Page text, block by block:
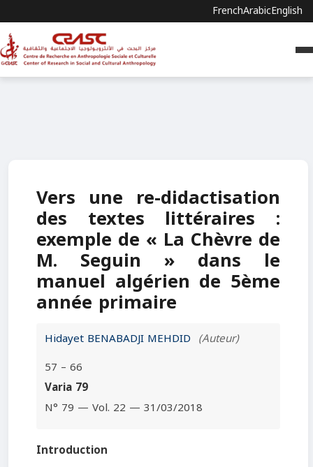
FrenchArabicEnglish
Vers une re-didactisation
des textes littéraires :
exemple de « La Chèvre de
M. Seguin » dans le
manuel algérien de 5ème
année primaire
Hidayet BENABADJI MEHDID (Auteur)
57 – 66
Varia 79
N° 79 — Vol. 22 — 31/03/2018
Introduction